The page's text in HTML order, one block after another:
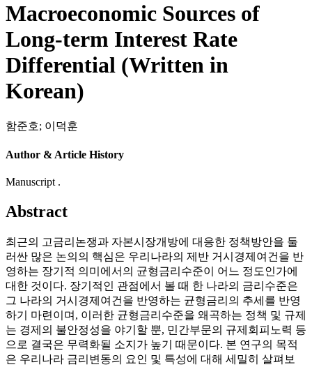
Macroeconomic Sources of
Long-term Interest Rate
Differential (Written in
Korean)
함준호; 이덕훈
Author & Article History
Manuscript .
Abstract
최근의 고금리논쟁과 자본시장개방에 대응한 정책방안을 둘
러싼 많은 논의의 핵심은 우리나라의 제반 거시경제여건을 반
영하는 장기적 의미에서의 균형금리수준이 어느 정도인가에
대한 것이다. 장기적인 관점에서 볼 때 한 나라의 금리수준은
그 나라의 거시경제여건을 반영하는 균형금리의 추세를 반영
하기 마련이며, 이러한 균형금리수준을 왜곡하는 정책 및 규제
는 경제의 불안정성을 야기할 뿐, 민간부문의 규제회피노력 등
으로 결국은 무력화될 소지가 높기 때문이다. 본 연구의 목적
은 우리나라 금리변동의 요인 및 특성에 대해 세밀히 살펴보